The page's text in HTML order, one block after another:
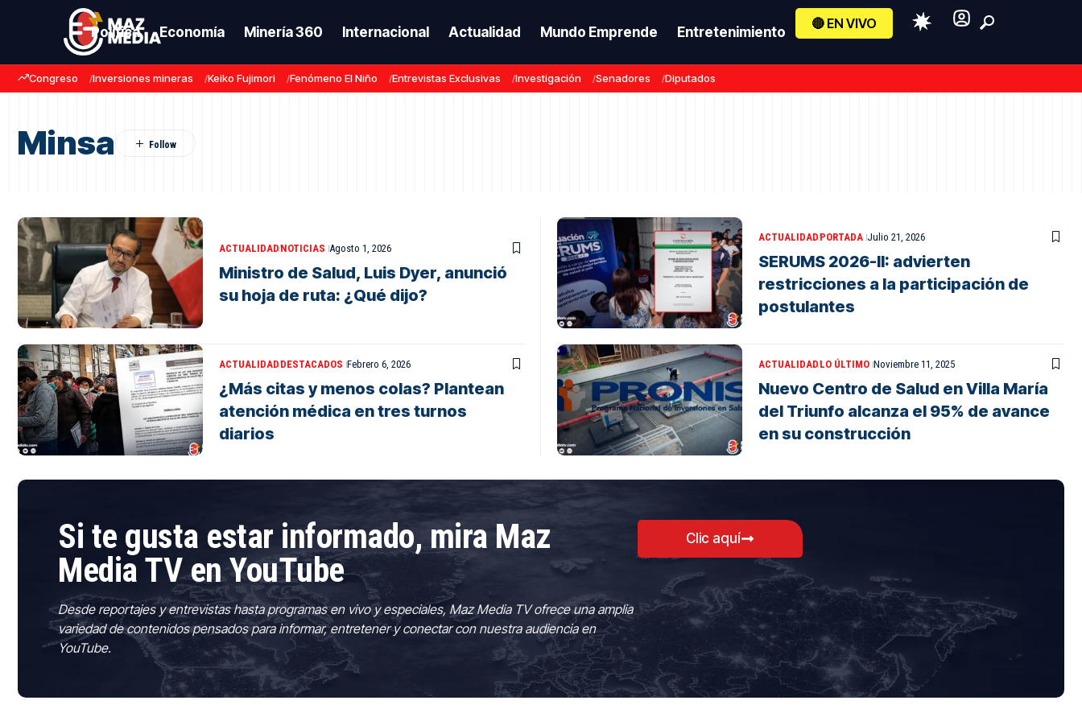
Política Economía Minería 360 Internacional Actualidad Mundo Emprende Entretenimiento
🔴 EN VIVO
Congreso Inversiones mineras Keiko Fujimori Fenómeno El Niño Entrevistas Exclusivas Investigación Senadores Diputados
Minsa
ACTUALIDADNOTICIAS Agosto 1, 2026
Ministro de Salud, Luis Dyer, anunció
su hoja de ruta: ¿Qué dijo?
ACTUALIDADPORTADA Julio 21, 2026
SERUMS 2026-II: advierten
restricciones a la participación de
postulantes
ACTUALIDADDESTACADOS Febrero 6, 2026
¿Más citas y menos colas? Plantean
atención médica en tres turnos
diarios
ACTUALIDADLO ÚLTIMO Noviembre 11, 2025
Nuevo Centro de Salud en Villa María
del Triunfo alcanza el 95% de avance
en su construcción
Si te gusta estar informado, mira Maz
Media TV en YouTube
Desde reportajes y entrevistas hasta programas en vivo y especiales, Maz Media TV ofrece una amplia
variedad de contenidos pensados para informar, entretener y conectar con nuestra audiencia en
YouTube.
Clic aquí